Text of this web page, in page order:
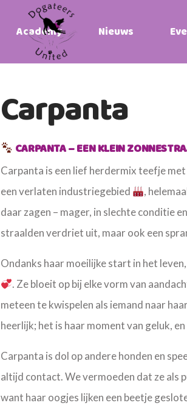
Academy Nieuws
Carpanta
CARPANTA – EEN KLEIN
Carpanta is een lief herdermix teefje
een verlaten industriegebied
,
daar zagen – mager, in slechte conditie
straalden verdriet uit, maar ook een
Ondanks haar moeilijke start in het
. Ze bloeit op bij elke vorm van
meteen te kwispelen als iemand naar
heerlijk; het is haar moment van geluk,
Carpanta is dol op andere honden en
altijd contact. We vermoeden dat ze als
want haar oogjes lijken een beetje